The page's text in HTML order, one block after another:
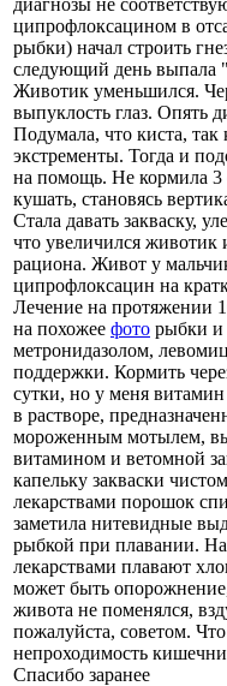
ципрофлоксацином в
рыбки) начал строить
следующий день выпала
Животик уменьшился.
выпуклость глаз. Опять
Подумала, что киста,
экстременты. Тогда и
на помощь. Не кормила 3
кушать, становясь
Стала давать закваску,
что увеличился животик
рациона. Живот у
ципрофлоксацин на
Лечение на протяжении
на похожее фото рыбки и
метронидазолом,
поддержки. Кормить
сутки, но у меня
в растворе,
мороженным мотылем,
витамином и ветомной
капельку закваски
лекарствами порошок
заметила нитевидные
рыбкой при плавании.
лекарствами плавают
может быть
живота не поменялся,
пожалуйста, советом.
непроходимость
Спасибо заранее